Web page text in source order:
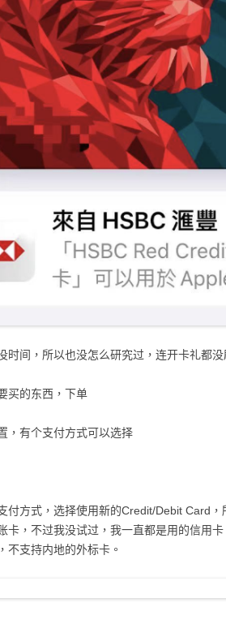
时间，所以也没怎么研究过，连开卡礼都
买的东西，下单
，有个支付方式可以选择
付方式，选择使用新的Credit/Debit Card
卡，不过我没试过，我一直都是用的信用
不支持内地的外标卡。